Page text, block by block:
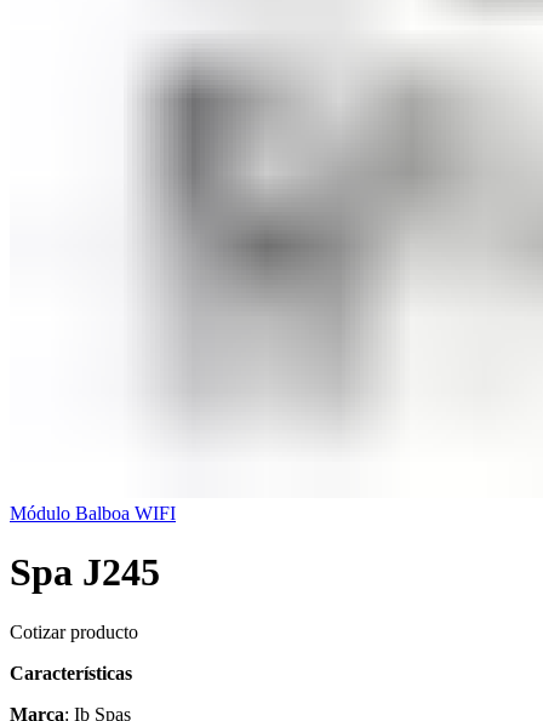
Módulo Balboa WIFI
Spa J245
Cotizar producto
Características
Marca: Ib Spas